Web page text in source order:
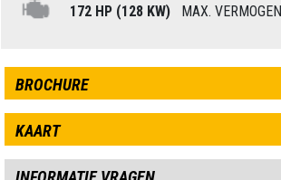
172 HP (128 KW) MAX. VERMOGEN
BROCHURE
KAART